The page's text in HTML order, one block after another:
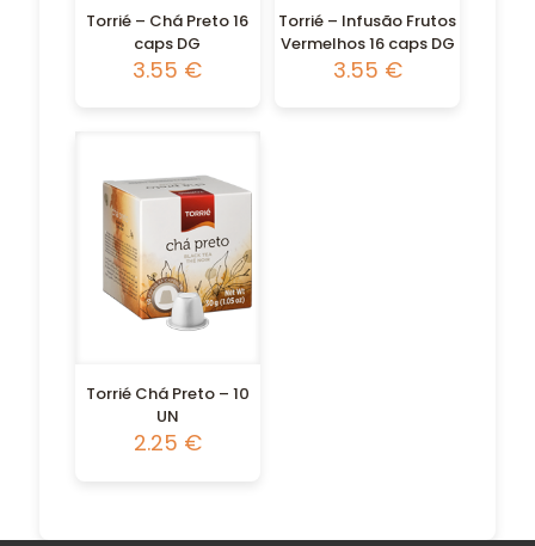
Torrié – Chá Preto 16
caps DG
3.55 €
Torrié – Infusão Frutos
Vermelhos 16 caps DG
3.55 €
Torrié Chá Preto – 10
UN
2.25 €